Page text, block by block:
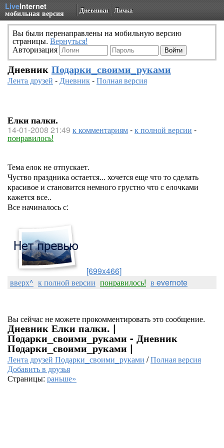
LiveInternet
мобильная версия Дневники Личка
Вы были перенаправлены на мобильную версию
страницы. Вернуться!
Авторизация
Дневник Подарки_своими_руками
Лента друзей -Дневник-Полная версия
Елки палки.
14-01-2008 21:49 к комментариям-к полной версии -
понравилось!
Тема елок не отпускает.
Чуство праздника остается... хочется еще что то сделать
красивое и становится немного грустно что с елочками
кажется все..
Все начиналось с:
[699x466]
вверх^ к полной версии понравилось! в evernote
Вы сейчас не можете прокомментировать это сообщение.
Дневник Елки палки. |
Подарки_своими_руками - Дневник
Подарки_своими_руками |
Лента друзей Подарки_своими_руками /Полная версия
Добавить в друзья
Страницы: раньше»